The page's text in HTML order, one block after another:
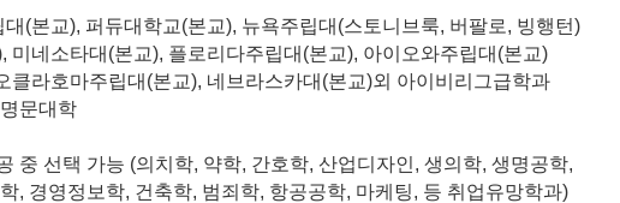
(본교), 퍼듀대학교(본교), 뉴욕주립대 (스토니브룩, 버팔로, 빙행턴)
미네소타대 (본교), 플로리다주립대 (본교), 아이오와주립대 (본교)
클라호마주립대 (본교), 네브라스카대 (본교)외 아이비리그급학과
문대학
중 선택 가능 (의치학, 약학, 간호학, 산업디자인, 생의학, 생명공학,
, 경영정보학, 건축학, 범죄학, 항공공학, 마케팅, 등 취업유망학과)